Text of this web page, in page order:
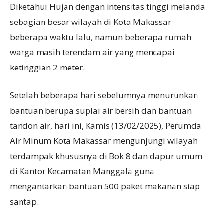
Diketahui Hujan dengan intensitas tinggi melanda
sebagian besar wilayah di Kota Makassar
beberapa waktu lalu, namun beberapa rumah
warga masih terendam air yang mencapai
ketinggian 2 meter.
Setelah beberapa hari sebelumnya menurunkan
bantuan berupa suplai air bersih dan bantuan
tandon air, hari ini, Kamis (13/02/2025), Perumda
Air Minum Kota Makassar mengunjungi wilayah
terdampak khususnya di Bok 8 dan dapur umum
di Kantor Kecamatan Manggala guna
mengantarkan bantuan 500 paket makanan siap
santap.